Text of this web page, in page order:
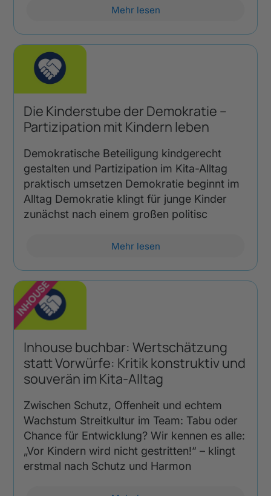
Mehr lesen
Die Kinderstube der Demokratie –
Partizipation mit Kindern leben
Demokratische Beteiligung kindgerecht
gestalten und Partizipation im Kita-Alltag
praktisch umsetzen Demokratie beginnt im
Alltag Demokratie klingt für junge Kinder
zunächst nach einem großen politisc
Mehr lesen
Inhouse buchbar: Wertschätzung
statt Vorwürfe: Kritik konstruktiv und
souverän im Kita-Alltag
Zwischen Schutz, Offenheit und echtem
Wachstum Streitkultur im Team: Tabu oder
Chance für Entwicklung? Wir kennen es alle:
„Vor Kindern wird nicht gestritten!“ – klingt
erstmal nach Schutz und Harmon